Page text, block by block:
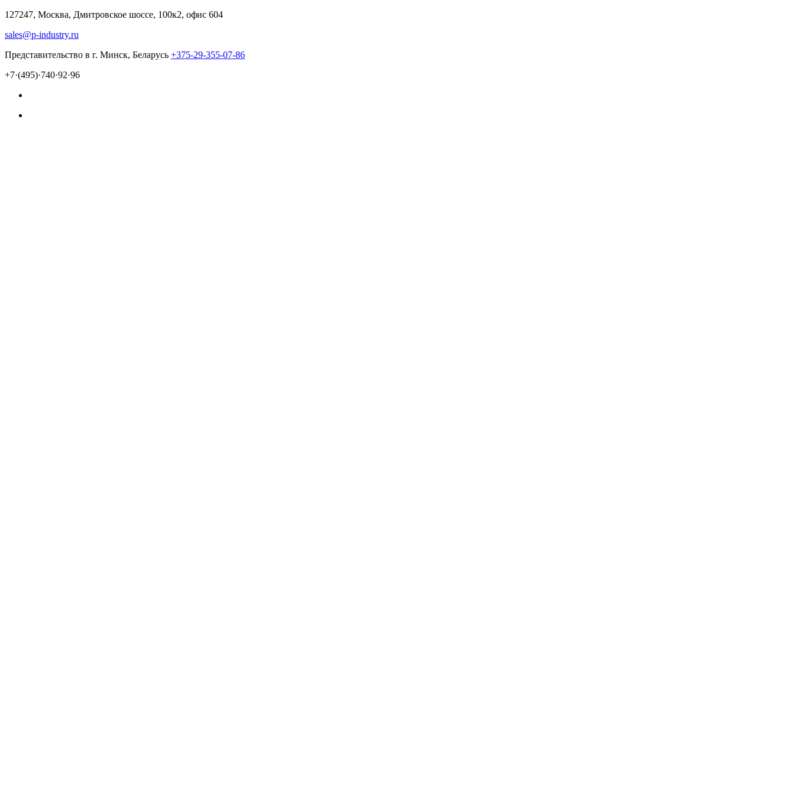
127247, Москва, Дмитровское шоссе, 100к2, офис 604
sales@p-industry.ru
Представительство в г. Минск, Беларусь +375-29-355-07-86
+7·(495)·740·92·96